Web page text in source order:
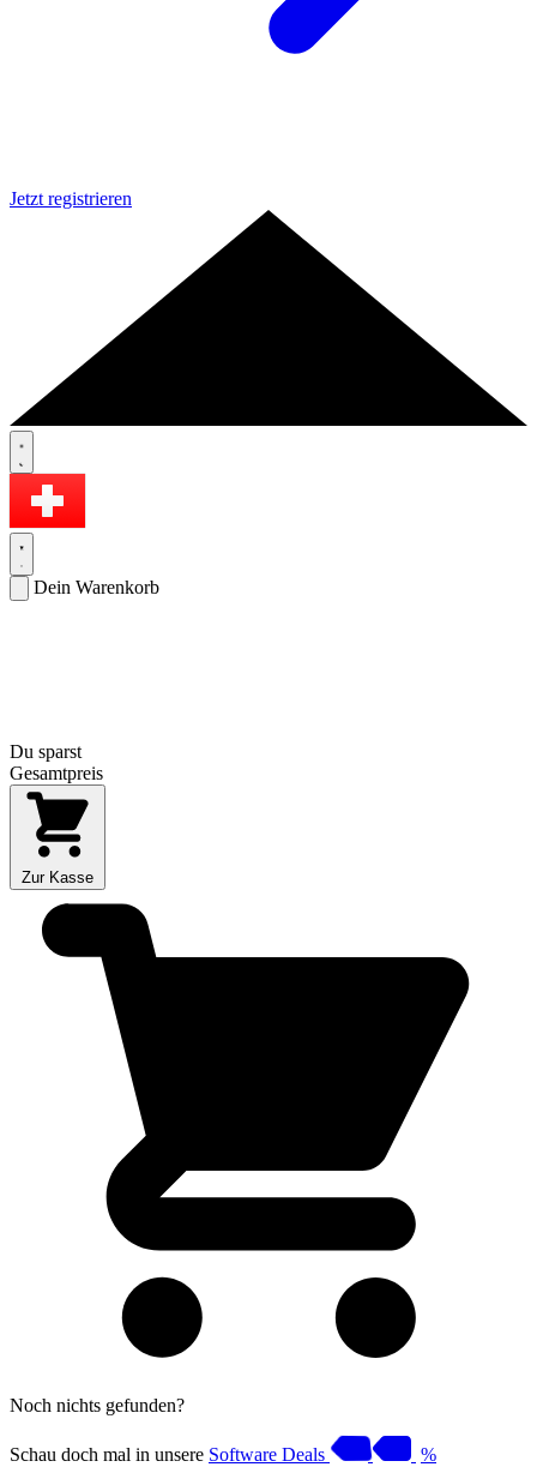
Jetzt registrieren
Dein Warenkorb
Du sparst
Gesamtpreis
Zur Kasse
Noch nichts gefunden?
Schau doch mal in unsere Software Deals %